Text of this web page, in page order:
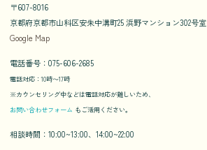
〒607-8016
京都府京都市山科区安朱中溝町25 浜野マンション302号室
Google Map
電話番号：075-606-2685
電話対応：10時〜17時
※カウンセリング中などは電話対応が難しいため、
お問い合わせフォーム もご活用ください。
相談時間：10:00~13:00、14:00~22:00